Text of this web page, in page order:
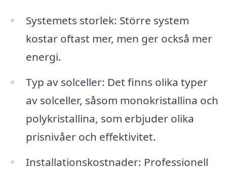
Systemets storlek: Större system
kostar oftast mer, men ger också mer
energi.
Typ av solceller: Det finns olika typer
av solceller, såsom monokristallina och
polykristallina, som erbjuder olika
prisnivåer och effektivitet.
Installationskostnader: Professionell